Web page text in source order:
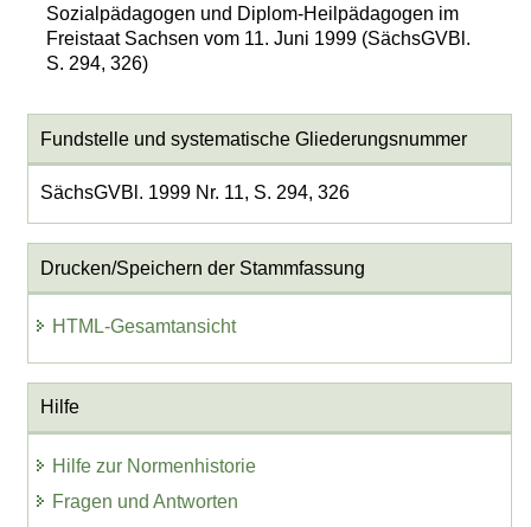
Sozialpädagogen und Diplom-Heilpädagogen im
Freistaat Sachsen vom 11. Juni 1999 (SächsGVBl.
S. 294, 326)
Fundstelle und systematische Gliederungsnummer
SächsGVBl. 1999 Nr. 11, S. 294, 326
Drucken/Speichern der Stammfassung
HTML-Gesamtansicht
Hilfe
Hilfe zur Normenhistorie
Fragen und Antworten